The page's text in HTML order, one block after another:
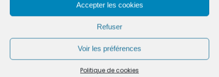
Accepter les cookies
Refuser
Voir les préférences
Politique de cookies
Services en ligne et formulaires